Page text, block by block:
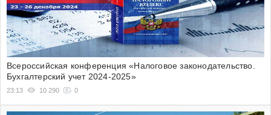
Всероссийская конференция «Налоговое законодательство.
Бухгалтерский учет 2024-2025»
23:13 10 290 0